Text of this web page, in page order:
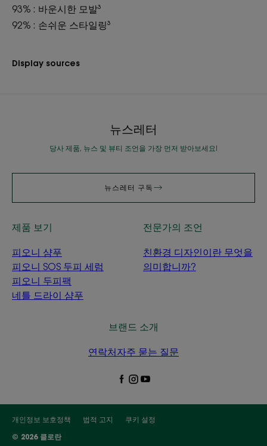
93% : 바운시한 모발³
92% : 손쉬운 스타일링³
Display sources
뉴스레터
당사 제품, 뉴스 및 뷰티 조언을 가장 먼저 받아보세요!
뉴스레터 구독
제품 보기
피오니 샴푸
피오니 SOS 두피 세럼
피오니 두피팩
네틀 드라이 샴푸
전문가의 조언
친환경 디자인이란 무엇을
의미합니까?
브랜드 소개
연락처자주 묻는 질문
개인정보 보호정책 법적 고지
쿠키 설정
© 2026 클로란